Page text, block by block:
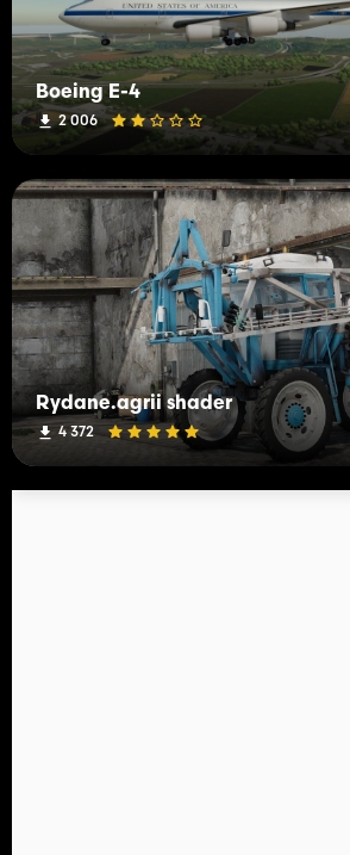
Boeing E-4
2 006
Rydane.agrii shader
4 372